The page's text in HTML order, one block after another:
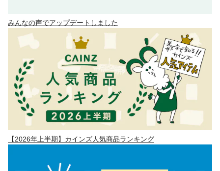
みんなの声でアップデートしました
【2026年上半期】カインズ人気商品ランキング